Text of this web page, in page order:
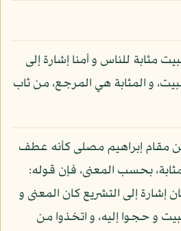
مثابة للناس و أمنا إشارة إلى
و المثابة هي المرجع، من ثاب
مقام إبراهيم مصلى كأنه عطف
بحسب المعنى، فإن قوله:
إشارة إلى التشريع كان المعنى و
و حجوا إليه، و اتخذوا من